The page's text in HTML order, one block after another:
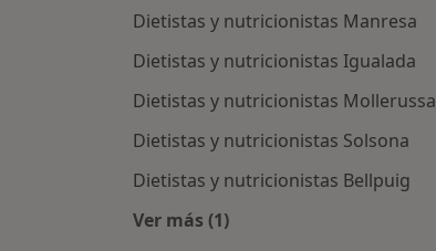
Dietistas y nutricionistas Manresa
Dietistas y nutricionistas Igualada
Dietistas y nutricionistas Mollerussa
Dietistas y nutricionistas Solsona
Dietistas y nutricionistas Bellpuig
Ver más (1)